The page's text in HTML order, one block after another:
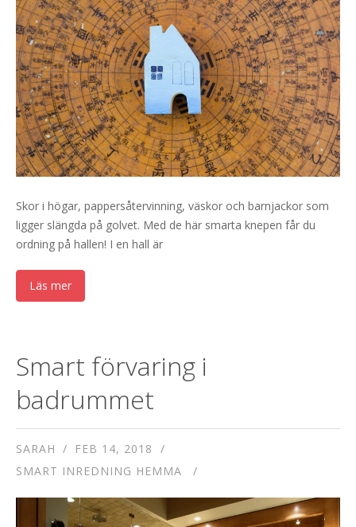
Skor i högar, pappersåtervinning, väskor och barnjackor som
ligger slängda på golvet. Med de här smarta knepen får du
ordning på hallen! I en hall är
Läs mer
Smart förvaring i
badrummet
SARAH
FEB 14, 2018
SMART INREDNING HEMMA